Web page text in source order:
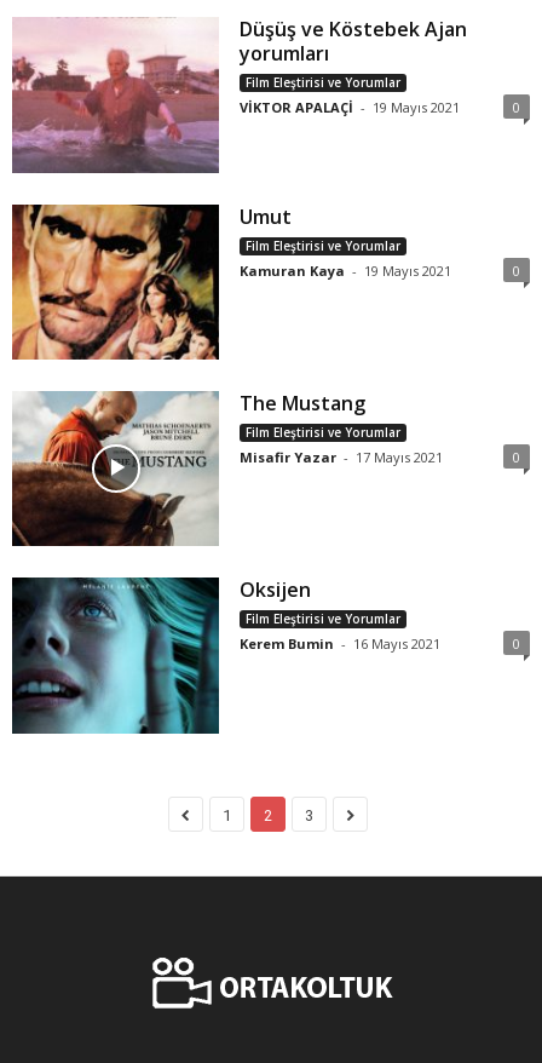
Düşüş ve Köstebek Ajan
yorumları
Film Eleştirisi ve Yorumlar
VİKTOR APALAÇİ - 19 Mayıs 2021 0
Umut
Film Eleştirisi ve Yorumlar
Kamuran Kaya - 19 Mayıs 2021 0
The Mustang
Film Eleştirisi ve Yorumlar
Misafir Yazar - 17 Mayıs 2021 0
Oksijen
Film Eleştirisi ve Yorumlar
Kerem Bumin - 16 Mayıs 2021 0
1 2 3